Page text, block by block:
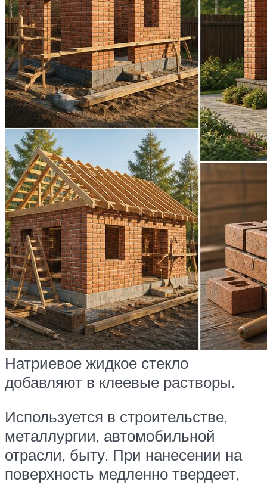
Натриевое жидкое стекло
добавляют в клеевые растворы.
Используется в строительстве,
металлургии, автомобильной
отрасли, быту. При нанесении на
поверхность медленно твердеет,